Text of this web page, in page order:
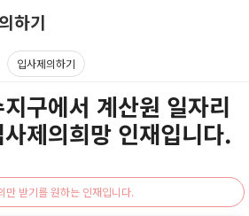
하기
입사제의하기
구에서 계산원 일자리
제의희망 인재입니다.
만 받기를 원하는 인재입니다.